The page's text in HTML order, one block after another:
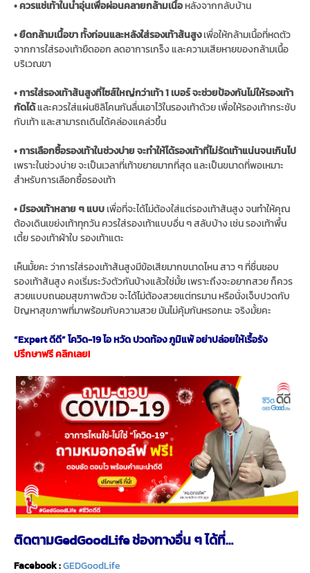
• ควรแช่เท้าในน้ำอุ่นเพื่อผ่อนคลายกล้ามเนื้อ หลังจากกลับบ้าน
• ยืดกล้ามเนื้อขา ทั้งก่อนและหลังใส่รองเท้าส้นสูงเพื่อให้กล้ามเนื้อที่หดตัว
จากการใส่รองเท้ายืดออก ลดอาการเกร็ง และความเสียหายของกล้ามเนื้อ
บริเวณขา
• การใส่รองเท้าส้นสูงที่ไซส์ใหญ่กว่าเท้า 1 เบอร์ จะช่วยป้องกันไม่ให้รองเท้า
กัดได้และควรใส่แผ่นซิลิโคนกันลื่นเอาไว้ในรองเท้าด้วย เพื่อให้รองเท้ากระชับ
กับเท้า และสามารถเดินได้คล่องแคล่วขึ้น
• การเลือกซื้อรองเท้าในช่วงบ่าย จะทำให้ได้รองเท้าที่ไม่รัดเท้าแน่นจนเกินไป
เพราะในช่วงบ่าย จะเป็นเวลาที่เท้าขยายมากที่สุด และเป็นขนาดที่พอเหมาะ
สำหรับการเลือกซื้อรองเท้า
• มีรองเท้าหลาย ๆ แบบ เพื่อที่จะได้ไม่ต้องใส่แต่รองเท้าส้นสูง จนทำให้คุณ
ต้องเดินเขย่งเท้าทุกวัน ควรใส่รองเท้าแบบอื่น ๆ สลับบ้าง เช่น รองเท้าพื้น
เตี้ย รองเท้าผ้าใบ รองเท้าแตะ
เห็นมั้ยคะ ว่าการใส่รองเท้าส้นสูงมีข้อเสียมากขนาดไหน สาว ๆ ที่ชื่นชอบ
รองเท้าส้นสูง คงเริ่มระวังตัวกันบ้างแล้วใช่มั้ย เพราะถึงจะอยากสวย ก็ควร
สวยแบบถนอมสุขภาพด้วย จะได้ไม่ต้องสวยแต่ทรมาน หรือนั่งเจ็บปวดกับ
ปัญหาสุขภาพที่มาพร้อมกับความสวย มันไม่คุ้มกันหรอกนะ จริงมั้ยคะ
“Expert ดีดี” โควิด-19 ไอ หวัด ปวดท้อง ภูมิแพ้ อย่าปล่อยให้เรื้อรัง
ปรึกษาฟรี คลิกเลย!
ติดตามGedGoodLife ช่องทางอื่น ๆ ได้ที่…
Facebook :GEDGoodLife